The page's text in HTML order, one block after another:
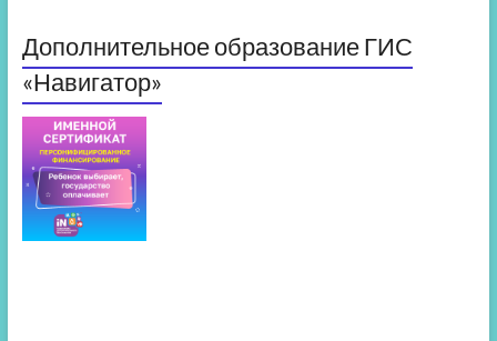
Дополнительное образование ГИС
«Навигатор»